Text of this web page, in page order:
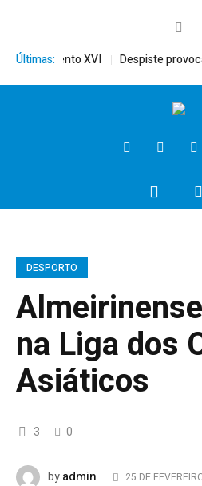
Últimas:Bento XVI Despiste provoca
DESPORTO
na Liga dos
Asiáticos
3 0
byadmin 25 DE